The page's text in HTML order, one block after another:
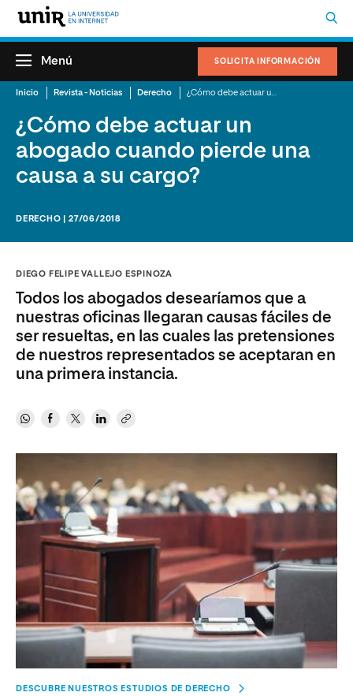
SOLICITA INFORMACIÓN
Menú
Inicio Revista - Noticias Derecho
¿Cómo debe actuar un
abogado cuando pierde una
causa a su cargo?
DERECHO | 27/06/2018
DIEGO FELIPE VALLEJO ESPINOZA
Todos los abogados desearíamos que a
nuestras oficinas llegaran causas fáciles de
ser resueltas, en las cuales las pretensiones
de nuestros representados se aceptaran en
una primera instancia.
DESCUBRE NUESTROS ESTUDIOS DE DERECHO